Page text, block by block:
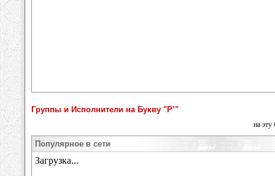
Группы и Исполнители на Букву "Р’"
на эту
Популярное в сети